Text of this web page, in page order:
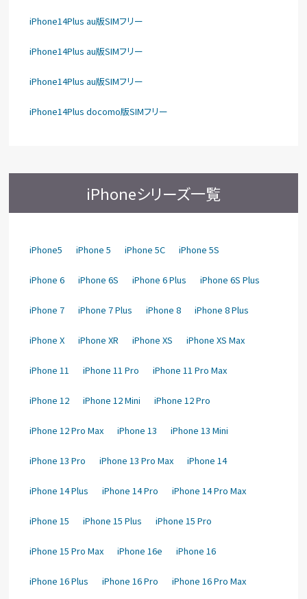
iPhone14Plus au版SIMフリー
iPhone14Plus au版SIMフリー
iPhone14Plus au版SIMフリー
iPhone14Plus docomo版SIMフリー
iPhoneシリーズ一覧
iPhone5 iPhone 5 iPhone 5C iPhone 5S
iPhone 6 iPhone 6S iPhone 6 Plus iPhone 6S Plus
iPhone 7 iPhone 7 Plus iPhone 8 iPhone 8 Plus
iPhone X iPhone XR iPhone XS iPhone XS Max
iPhone 11 iPhone 11 Pro iPhone 11 Pro Max
iPhone 12 iPhone 12 Mini iPhone 12 Pro
iPhone 12 Pro Max iPhone 13 iPhone 13 Mini
iPhone 13 Pro iPhone 13 Pro Max iPhone 14
iPhone 14 Plus iPhone 14 Pro iPhone 14 Pro Max
iPhone 15 iPhone 15 Plus iPhone 15 Pro
iPhone 15 Pro Max iPhone 16e iPhone 16
iPhone 16 Plus iPhone 16 Pro iPhone 16 Pro Max